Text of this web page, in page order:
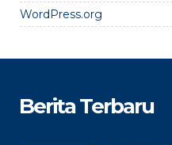
WordPress.org
Berita Terbaru